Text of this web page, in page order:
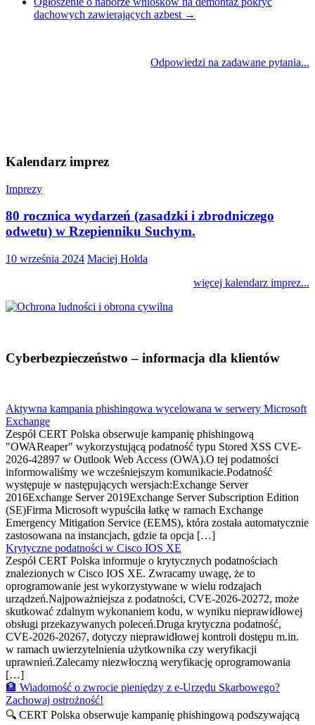
dachowych zawierających azbest →
Odpowiedzi na zadawane pytania...
Kalendarz imprez
Imprezy
80 rocznica wydarzeń (zasadzki i zbrodniczego
odwetu) w Rzepienniku Suchym.
10 września 2024 Maciej Hołda
więcej kalendarz imprez...
Cyberbezpieczeństwo – informacja dla klientów
Aktywna kampania phishingowa wycelowana w serwery Microsoft
Exchange
Zespół CERT Polska obserwuje kampanię phishingową
"OWAReaper" wykorzystującą podatność typu Stored XSS CVE-
2026-42897 w Outlook Web Access (OWA).O tej podatności
informowaliśmy we wcześniejszym komunikacie.Podatność
występuje w następujących wersjach:Exchange Server
2016Exchange Server 2019Exchange Server Subscription Edition
(SE)Firma Microsoft wypuściła łatkę w ramach Exchange
Emergency Mitigation Service (EEMS), która została automatycznie
zastosowana na instancjach, gdzie ta opcja […]
Krytyczne podatności w Cisco IOS XE
Zespół CERT Polska informuje o krytycznych podatnościach
znalezionych w Cisco IOS XE. Zwracamy uwagę, że to
oprogramowanie jest wykorzystywane w wielu rodzajach
urządzeń.Najpoważniejsza z podatności, CVE-2026-20272, może
skutkować zdalnym wykonaniem kodu, w wyniku nieprawidłowej
obsługi przekazywanych poleceń.Druga krytyczna podatność,
CVE-2026-20267, dotyczy nieprawidłowej kontroli dostępu m.in.
w ramach uwierzytelnienia użytkownika czy weryfikacji
uprawnień.Zalecamy niezwłoczną weryfikację oprogramowania
[…]
🏦 Wiadomość o zwrocie pieniędzy z e-Urzędu Skarbowego?
Zachowaj ostrożność!
🔍 CERT Polska obserwuje kampanię phishingową podszywającą